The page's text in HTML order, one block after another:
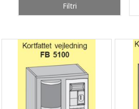
Filtri